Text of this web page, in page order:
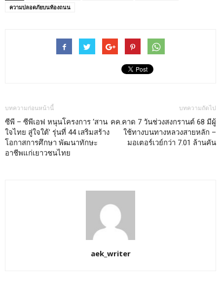
ความปลอดภัยบนท้องถนน
บทความก่อนหน้านี้
ซีพี – ซีพีเอฟ หนุนโครงการ ‘สาน
ใจไทย สู่ใจใต้’ รุ่นที่ 44 เสริมสร้าง
โอกาสการศึกษา พัฒนาทักษะ
อาชีพแก่เยาวชนไทย
บทความถัดไป
คค.คาด 7 วันช่วงสงกรานต์ 68 มีผู้
ใช้ทางบนทางหลวงสายหลัก –
มอเตอร์เวย์กว่า 7.01 ล้านคัน
aek_writer